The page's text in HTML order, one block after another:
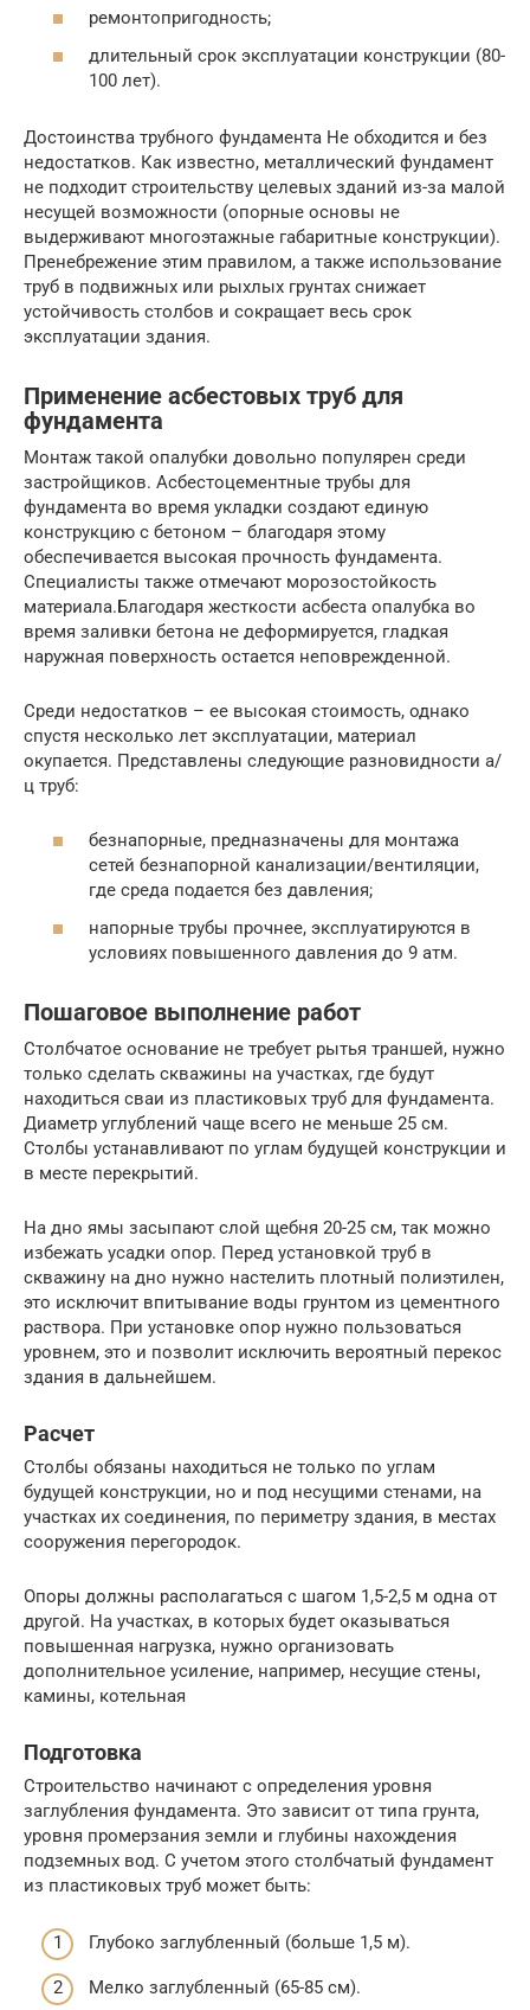
ремонтопригодность;
длительный срок эксплуатации конструкции (80-
100 лет).
Достоинства трубного фундамента Не обходится и без
недостатков. Как известно, металлический фундамент
не подходит строительству целевых зданий из-за малой
несущей возможности (опорные основы не
выдерживают многоэтажные габаритные конструкции).
Пренебрежение этим правилом, а также использование
труб в подвижных или рыхлых грунтах снижает
устойчивость столбов и сокращает весь срок
эксплуатации здания.
Применение асбестовых труб для
фундамента
Монтаж такой опалубки довольно популярен среди
застройщиков. Асбестоцементные трубы для
фундамента во время укладки создают единую
конструкцию с бетоном – благодаря этому
обеспечивается высокая прочность фундамента.
Специалисты также отмечают морозостойкость
материала.Благодаря жесткости асбеста опалубка во
время заливки бетона не деформируется, гладкая
наружная поверхность остается неповрежденной.
Среди недостатков – ее высокая стоимость, однако
спустя несколько лет эксплуатации, материал
окупается. Представлены следующие разновидности а/
ц труб:
безнапорные, предназначены для монтажа
сетей безнапорной канализации/вентиляции,
где среда подается без давления;
напорные трубы прочнее, эксплуатируются в
условиях повышенного давления до 9 атм.
Пошаговое выполнение работ
Столбчатое основание не требует рытья траншей, нужно
только сделать скважины на участках, где будут
находиться сваи из пластиковых труб для фундамента.
Диаметр углублений чаще всего не меньше 25 см.
Столбы устанавливают по углам будущей конструкции и
в месте перекрытий.
На дно ямы засыпают слой щебня 20-25 см, так можно
избежать усадки опор. Перед установкой труб в
скважину на дно нужно настелить плотный полиэтилен,
это исключит впитывание воды грунтом из цементного
раствора. При установке опор нужно пользоваться
уровнем, это и позволит исключить вероятный перекос
здания в дальнейшем.
Расчет
Столбы обязаны находиться не только по углам
будущей конструкции, но и под несущими стенами, на
участках их соединения, по периметру здания, в местах
сооружения перегородок.
Опоры должны располагаться с шагом 1,5-2,5 м одна от
другой. На участках, в которых будет оказываться
повышенная нагрузка, нужно организовать
дополнительное усиление, например, несущие стены,
камины, котельная
Подготовка
Строительство начинают с определения уровня
заглубления фундамента. Это зависит от типа грунта,
уровня промерзания земли и глубины нахождения
подземных вод. С учетом этого столбчатый фундамент
из пластиковых труб может быть:
Глубоко заглубленный (больше 1,5 м).
Мелко заглубленный (65-85 см).